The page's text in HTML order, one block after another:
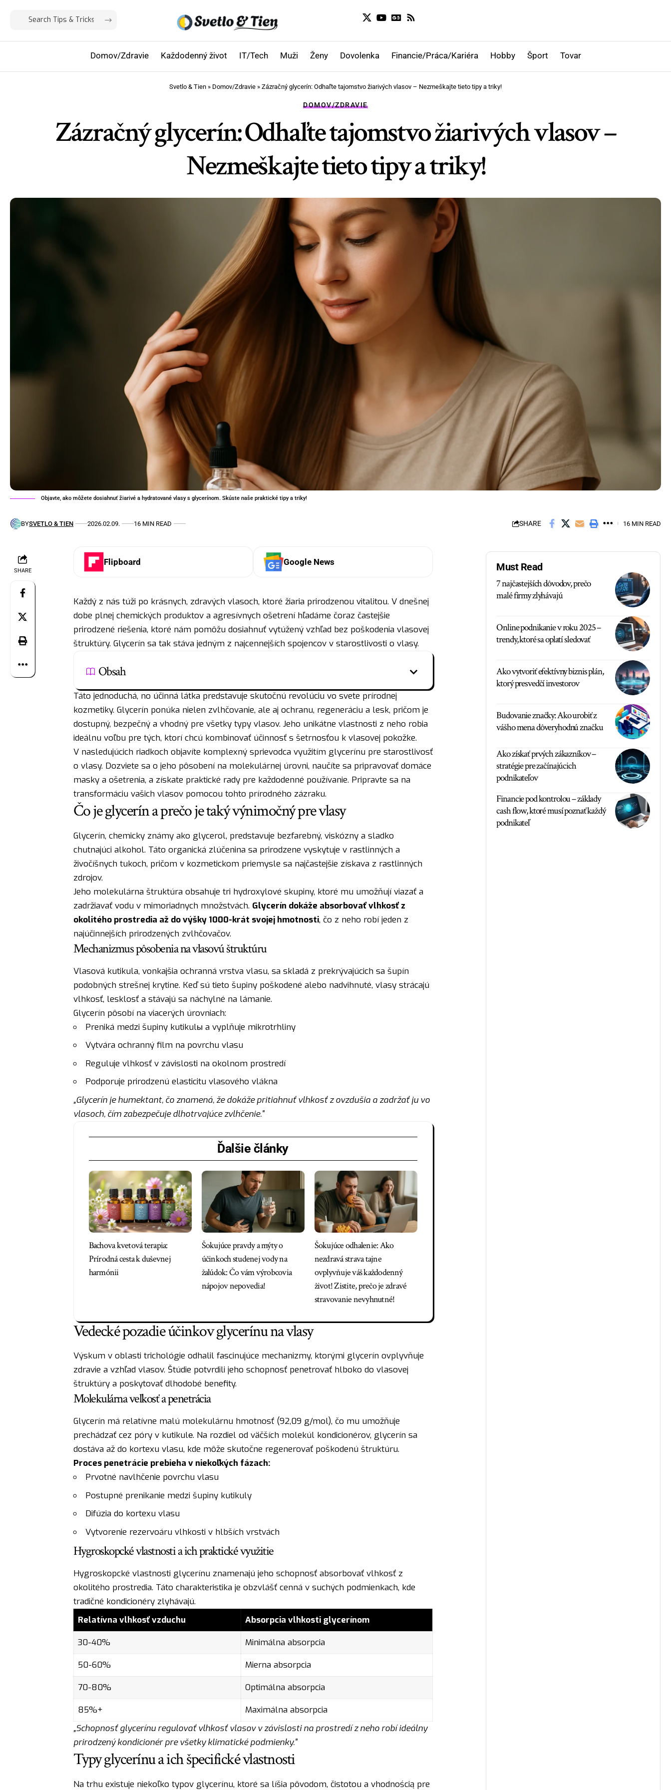
Domov/Zdravie Každodenný život IT/Tech Muži Ženy Dovolenka Financie/Práca/Kariéra Hobby Šport Tovar
Svetlo & Tien » Domov/Zdravie » Zázračný glycerín: Odhaľte tajomstvo žiarivých vlasov – Nezmeškajte tieto tipy a triky!
DOMOV/ZDRAVIE
Zázračný glycerín: Odhaľte tajomstvo žiarivých vlasov –
Nezmeškajte tieto tipy a triky!
Objavte, ako môžete dosiahnuť žiarivé a hydratované vlasy s glycerínom. Skúste naše praktické tipy a triky!
BYSVETLO & TIEN 2026.02.09. 16 MIN READ SHARE 16 MIN READ
SHARE
Flipboard Google News
Každý z nás túži po krásnych, zdravých vlasoch, ktoré žiaria prirodzenou vitalitou. V dnešnej
dobe plnej chemických produktov a agresívnych ošetrení hľadáme čoraz častejšie
prirodzené riešenia, ktoré nám pomôžu dosiahnuť vytúžený vzhľad bez poškodenia vlasovej
štruktúry. Glycerín sa tak stáva jedným z najcennejších spojencov v starostlivosti o vlasy.
Obsah
Táto jednoduchá, no účinná látka predstavuje skutočnú revolúciu vo svete prírodnej
kozmetiky. Glycerín ponúka nielen zvlhčovanie, ale aj ochranu, regeneráciu a lesk, pričom je
dostupný, bezpečný a vhodný pre všetky typy vlasov. Jeho unikátne vlastnosti z neho robia
ideálnu voľbu pre tých, ktorí chcú kombinovať účinnosť s šetrnosťou k vlasovej pokožke.
V nasledujúcich riadkoch objavíte komplexný sprievodca využitím glycerínu pre starostlivosť
o vlasy. Dozviete sa o jeho pôsobení na molekulárnej úrovni, naučíte sa pripravovať domáce
masky a ošetrenia, a získate praktické rady pre každodenné používanie. Pripravte sa na
transformáciu vašich vlasov pomocou tohto prírodného zázraku.
Čo je glycerín a prečo je taký výnimočný pre vlasy
Glycerín, chemicky známy ako glycerol, predstavuje bezfarebný, viskózny a sladko
chutnajúci alkohol. Táto organická zlúčenina sa prirodzene vyskytuje v rastlinných a
živočíšnych tukoch, pričom v kozmetickom priemysle sa najčastejšie získava z rastlinných
zdrojov.
Jeho molekulárna štruktúra obsahuje tri hydroxylové skupiny, ktoré mu umožňují viazať a
zadržiavať vodu v mimoriadnych množstvách. Glycerín dokáže absorbovať vlhkosť z
okolitého prostredia až do výšky 1000-krát svojej hmotnosti, čo z neho robí jeden z
najúčinnejších prirodzených zvlhčovačov.
Mechanizmus pôsobenia na vlasovú štruktúru
Vlasová kutikula, vonkajšia ochranná vrstva vlasu, sa skladá z prekrývajúcich sa šupín
podobných strešnej krytine. Keď sú tieto šupiny poškodené alebo nadvihnuté, vlasy strácajú
vlhkosť, lesklosť a stávajú sa náchylné na lámanie.
Glycerín pôsobí na viacerých úrovniach:
Preniká medzi šupiny kutikulы a vyplňuje mikrotrhliny
Vytvára ochranný film na povrchu vlasu
Reguluje vlhkosť v závislosti na okolnom prostredí
Podporuje prirodzenú elasticitu vlasového vlákna
„Glycerín je humektant, čo znamená, že dokáže pritiahnuť vlhkosť z ovzdušia a zadržať ju vo
vlasoch, čím zabezpečuje dlhotrvajúce zvlhčenie."
Ďalšie články
Bachova kvetová terapia:
Prírodná cesta k duševnej
harmónii
Šokujúce pravdy a mýty o
účinkoch studenej vody na
žalúdok: Čo vám výrobcovia
nápojov nepovedia!
Šokujúce odhalenie: Ako
nezdravá strava tajne
ovplyvňuje váš každodenný
život! Zistite, prečo je zdravé
stravovanie nevyhnutné!
Vedecké pozadie účinkov glycerínu na vlasy
Výskum v oblasti trichológie odhalil fascinujúce mechanizmy, ktorými glycerín ovplyvňuje
zdravie a vzhľad vlasov. Štúdie potvrdili jeho schopnosť penetrovať hlboko do vlasovej
štruktúry a poskytovať dlhodobé benefity.
Molekulárna veľkosť a penetrácia
Glycerín má relatívne malú molekulárnu hmotnosť (92,09 g/mol), čo mu umožňuje
prechádzať cez póry v kutikulе. Na rozdiel od väčších molekúl kondicionérov, glycerín sa
dostáva až do kortexu vlasu, kde môže skutočne regenerovať poškodenú štruktúru.
Proces penetrácie prebieha v niekoľkých fázach:
Prvotné navlhčenie povrchu vlasu
Postupné prenikanie medzi šupiny kutikuly
Difúzia do kortexu vlasu
Vytvorenie rezervoáru vlhkosti v hlbších vrstvách
Hygroskopcké vlastnosti a ich praktické využitie
Hygroskopcké vlastnosti glycerínu znamenajú jeho schopnosť absorbovať vlhkosť z
okolitého prostredia. Táto charakteristika je obzvlášť cenná v suchých podmienkach, kde
tradičné kondicionéry zlyhávajú.
Relatívna vlhkosť vzduchu
Absorpcia vlhkosti glycerínom
30-40%
Minimálna absorpcia
50-60%
Mierna absorpcia
70-80%
Optimálna absorpcia
85%+
Maximálna absorpcia
„Schopnosť glycerínu regulovať vlhkosť vlasov v závislosti na prostredí z neho robí ideálny
prirodzený kondicionér pre všetky klimatické podmienky."
Typy glycerínu a ich špecifické vlastnosti
Na trhu existuje niekoľko typov glycerínu, ktoré sa líšia pôvodom, čistotou a vhodnością pre
Must Read
7 najčastejších dôvodov, prečo
malé firmy zlyhávajú
Online podnikanie v roku 2025 –
trendy, ktoré sa oplatí sledovať
Ako vytvoriť efektívny biznis plán,
ktorý presvedčí investorov
Budovanie značky: Ako urobiť z
vášho mena dôveryhodnú značku
Ako získať prvých zákazníkov –
stratégie pre začínajúcich
podnikateľov
Financie pod kontrolou – základy
cash flow, ktoré musí poznať každý
podnikateľ